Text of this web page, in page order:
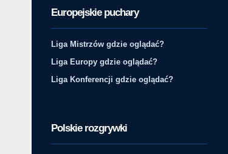
Europejskie puchary
Liga Mistrzów gdzie oglądać?
Liga Europy gdzie oglądać?
Liga Konferencji gdzie oglądać?
Polskie rozgrywki